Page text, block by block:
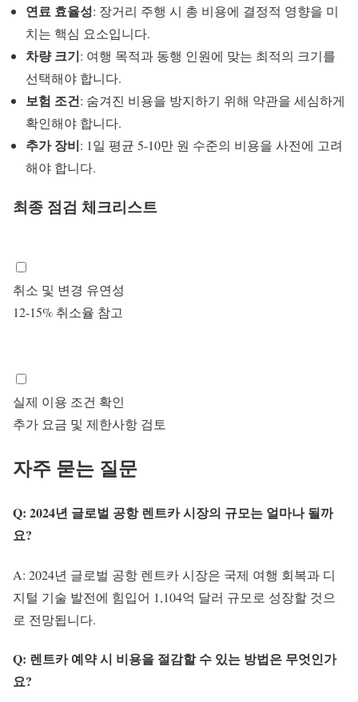
연료 효율성: 장거리 주행 시 총 비용에 결정적 영향을 미
치는 핵심 요소입니다.
차량 크기: 여행 목적과 동행 인원에 맞는 최적의 크기를
선택해야 합니다.
보험 조건: 숨겨진 비용을 방지하기 위해 약관을 세심하게
확인해야 합니다.
추가 장비: 1일 평균 5-10만 원 수준의 비용을 사전에 고려
해야 합니다.
최종 점검 체크리스트
취소 및 변경 유연성
12-15% 취소율 참고
실제 이용 조건 확인
추가 요금 및 제한사항 검토
자주 묻는 질문
Q: 2024년 글로벌 공항 렌트카 시장의 규모는 얼마나 될까
요?
A: 2024년 글로벌 공항 렌트카 시장은 국제 여행 회복과 디
지털 기술 발전에 힘입어 1,104억 달러 규모로 성장할 것으
로 전망됩니다.
Q: 렌트카 예약 시 비용을 절감할 수 있는 방법은 무엇인가
요?